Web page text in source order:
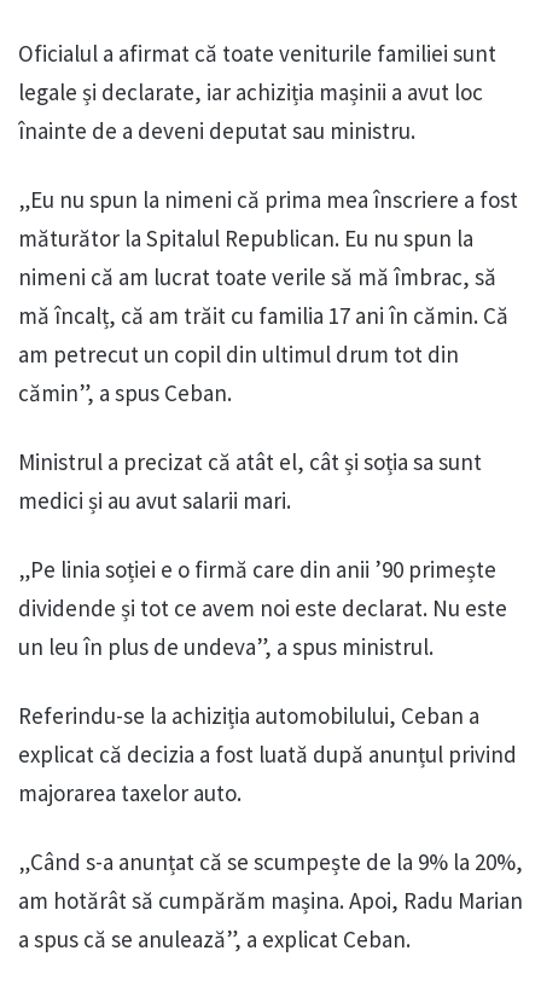
Oficialul a afirmat că toate veniturile familiei sunt
legale și declarate, iar achiziția mașinii a avut loc
înainte de a deveni deputat sau ministru.
„Eu nu spun la nimeni că prima mea înscriere a fost
măturător la Spitalul Republican. Eu nu spun la
nimeni că am lucrat toate verile să mă îmbrac, să
mă încalț, că am trăit cu familia 17 ani în cămin. Că
am petrecut un copil din ultimul drum tot din
cămin”, a spus Ceban.
Ministrul a precizat că atât el, cât și soția sa sunt
medici și au avut salarii mari.
„Pe linia soției e o firmă care din anii ’90 primește
dividende și tot ce avem noi este declarat. Nu este
un leu în plus de undeva”, a spus ministrul.
Referindu-se la achiziția automobilului, Ceban a
explicat că decizia a fost luată după anunțul privind
majorarea taxelor auto.
„Când s-a anunțat că se scumpește de la 9% la 20%,
am hotărât să cumpărăm mașina. Apoi, Radu Marian
a spus că se anulează”, a explicat Ceban.